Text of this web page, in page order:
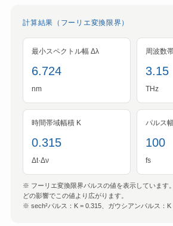
計算結果（フーリエ変換限界）
最小スペクトル幅 Δλ
6.724
nm
周波数
3.15
THz
時間帯域幅積 K
0.315
Δt·Δν
パルス
100
fs
※ フーリエ変換限界パルスの値を表示しています
どの影響でこの値より広がります。
※ sech²パルス：K = 0.315、ガウシアンパルス：K